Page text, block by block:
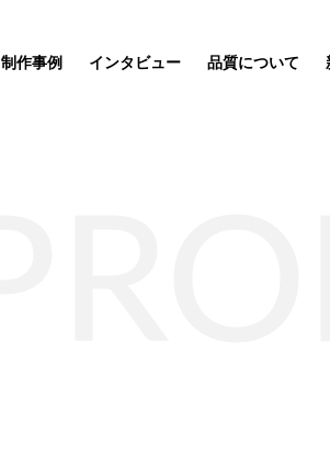
制作事例 インタビュー 品質について